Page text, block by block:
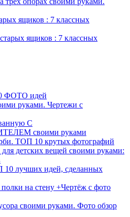
ящиков : 7 классных
ФОТО идей
руками. Чертежи с
С
своими руками
ТОП 10 крутых фотографий
детских вещей своими руками:
лучших идей, сделанных
на стену +Чертёж с фото
своими руками. Фото обзор